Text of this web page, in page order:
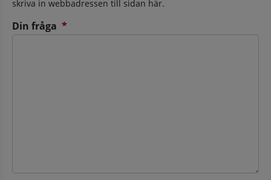
skriva in webbadressen till sidan här.
Din fråga *